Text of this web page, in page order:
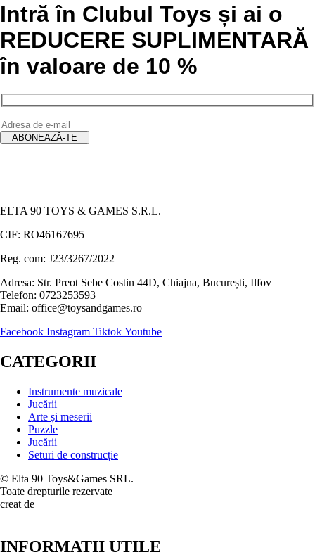
Intră în Clubul Toys și ai o
REDUCERE SUPLIMENTARĂ
în valoare de 10 %
ELTA 90 TOYS & GAMES S.R.L.
CIF: RO46167695
Reg. com: J23/3267/2022
Adresa: Str. Preot Sebe Costin 44D, Chiajna, București, Ilfov
Telefon: 0723253593
Email: office@toysandgames.ro
Facebook Instagram Tiktok Youtube
CATEGORII
Instrumente muzicale
Jucării
Arte și meserii
Puzzle
Jucării
Seturi de construcție
© Elta 90 Toys&Games SRL.
Toate drepturile rezervate
creat de
INFORMATII UTILE